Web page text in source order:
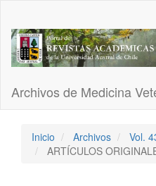
Contenido
principal
Barra
Archivos de Medicina
Inicio Archivos
Vol.
ARTÍCULOS